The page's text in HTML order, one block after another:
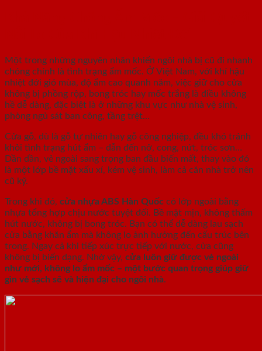
Một trong những nguyên nhân khiến ngôi nhà bị cũ đi nhanh
chóng chính là tình trạng ẩm mốc. Ở Việt Nam, với khí hậu
nhiệt đới gió mùa, độ ẩm cao quanh năm, việc giữ cho cửa
không bị phồng rộp, bong tróc hay mốc trắng là điều không
hề dễ dàng, đặc biệt là ở những khu vực như nhà vệ sinh,
phòng ngủ sát ban công, tầng trệt…
Cửa gỗ, dù là gỗ tự nhiên hay gỗ công nghiệp, đều khó tránh
khỏi tình trạng hút ẩm – dẫn đến nở, cong, nứt, tróc sơn…
Dần dần, vẻ ngoài sang trọng ban đầu biến mất, thay vào đó
là một lớp bề mặt xấu xí, kém vệ sinh, làm cả căn nhà trở nên
cũ kỹ.
Trong khi đó, cửa nhựa ABS Hàn Quốc có lớp ngoài bằng
nhựa tổng hợp chịu nước tuyệt đối. Bề mặt mịn, không thấm
hút nước, không bị bong tróc. Bạn có thể dễ dàng lau sạch
cửa bằng khăn ẩm mà không lo ảnh hưởng đến cấu trúc bên
trong. Ngay cả khi tiếp xúc trực tiếp với nước, cửa cũng
không bị biến dạng. Nhờ vậy, cửa luôn giữ được vẻ ngoài
như mới, không lo ẩm mốc – một bước quan trọng giúp giữ
gìn vẻ sạch sẽ và hiện đại cho ngôi nhà.